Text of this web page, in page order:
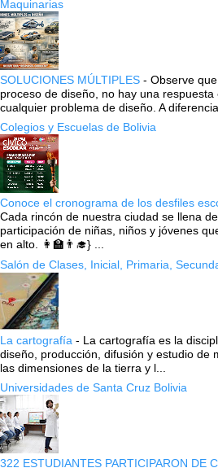
Maquinarias
SOLUCIONES MÚLTIPLES - Observe
proceso de diseño, no hay una
cualquier problema de diseño. A
Colegios y Escuelas de Bolivia
Conoce el cronograma de los desfiles
Cada rincón de nuestra ciudad se llena
participación de niñas, niños y jóvenes
en alto. 👩‍🏫👨‍🎓} ...
Salón de Clases, Inicial, Primaria,
La cartografía - La cartografía es la
diseño, producción, difusión y estudio de
las dimensiones de la tierra y l...
Universidades de Santa Cruz Bolivia
322 ESTUDIANTES PARTICIPARON DE